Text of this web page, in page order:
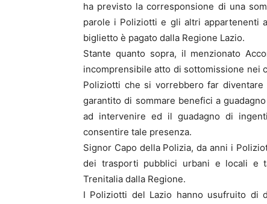
ha previsto la corresponsione di una
parole i Poliziotti e gli altri appartenenti
biglietto è pagato dalla Regione Lazio.
Stante quanto sopra, il menzionato
incomprensibile atto di sottomissione nei
Poliziotti che si vorrebbero far
garantito di sommare benefici a
ad intervenire ed il guadagno di
consentire tale presenza.
Signor Capo della Polizia, da anni i
dei trasporti pubblici urbani e locali e
Trenitalia dalla Regione.
I Poliziotti del Lazio hanno usufruito di